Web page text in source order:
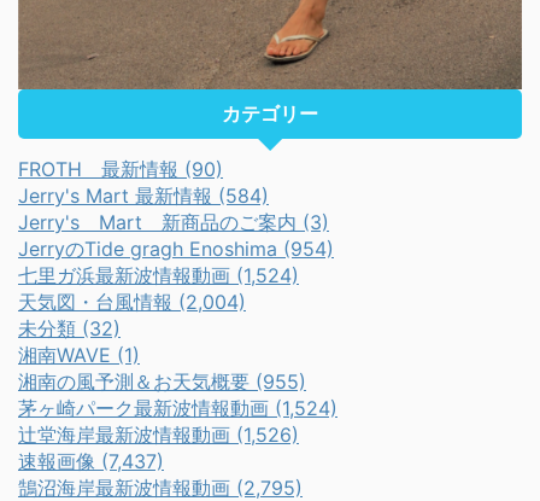
カテゴリー
FROTH 最新情報 (90)
Jerry's Mart 最新情報 (584)
Jerry's Mart 新商品のご案内 (3)
JerryのTide gragh Enoshima (954)
七里ガ浜最新波情報動画 (1,524)
天気図・台風情報 (2,004)
未分類 (32)
湘南WAVE (1)
湘南の風予測＆お天気概要 (955)
茅ヶ崎パーク最新波情報動画 (1,524)
辻堂海岸最新波情報動画 (1,526)
速報画像 (7,437)
鵠沼海岸最新波情報動画 (2,795)